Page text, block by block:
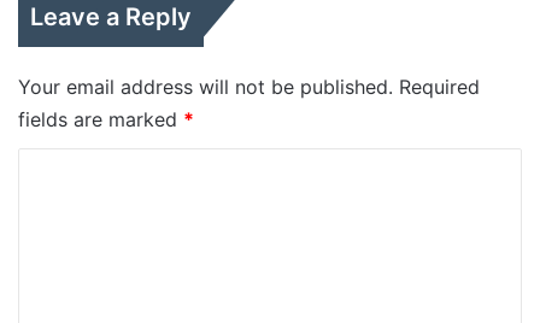
Leave a Reply
Your email address will not be published. Required
fields are marked *